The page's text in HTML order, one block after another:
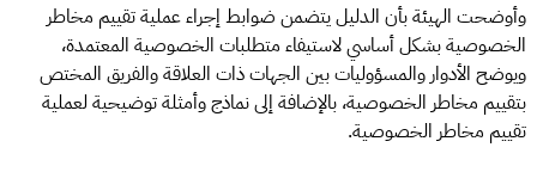
وأوضحت الهيئة بأن الدليل يتضمن ضوابط إجراء عملية تقييم مخاطر
الخصوصية بشكل أساسي لاستيفاء متطلبات الخصوصية المعتمدة،
ويوضح الأدوار والمسؤوليات بين الجهات ذات العلاقة والفريق المختص
بتقييم مخاطر الخصوصية، بالإضافة إلى نماذج وأمثلة توضيحية لعملية
تقييم مخاطر الخصوصية.